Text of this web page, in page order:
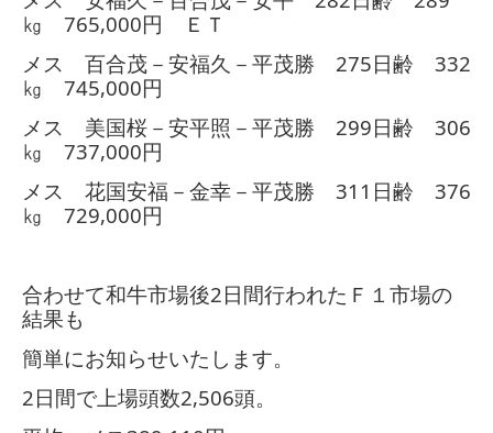
㎏ 765,000円 ＥＴ
メス 百合茂－安福久－平茂勝 275日齢 332
㎏ 745,000円
メス 美国桜－安平照－平茂勝 299日齢 306
㎏ 737,000円
メス 花国安福－金幸－平茂勝 311 日齢 376
㎏ 729,000円
合わせて和牛市場後2日間行われたＦ１市場の
結果も
簡単にお知らせいたします。
2日間で上場頭数2,506頭。